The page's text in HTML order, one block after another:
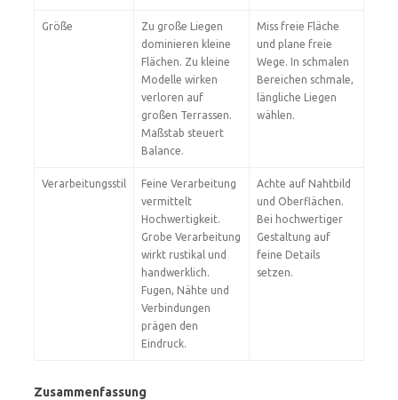
Größe
Zu große Liegen
dominieren kleine
Flächen. Zu kleine
Modelle wirken
verloren auf
großen Terrassen.
Maßstab steuert
Balance.
Miss freie Fläche
und plane freie
Wege. In schmalen
Bereichen schmale,
längliche Liegen
wählen.
Verarbeitungsstil
Feine Verarbeitung
vermittelt
Hochwertigkeit.
Grobe Verarbeitung
wirkt rustikal und
handwerklich.
Fugen, Nähte und
Verbindungen
prägen den
Eindruck.
Achte auf Nahtbild
und Oberflächen.
Bei hochwertiger
Gestaltung auf
feine Details
setzen.
Zusammenfassung